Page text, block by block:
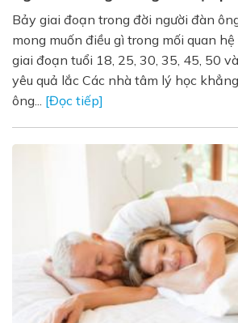
Bảy giai đoạn trong đời người đàn
mong muốn điều gì trong mối quan
giai đoạn tuổi 18, 25, 30, 35, 45, 50
yêu quả lắc Các nhà tâm lý học
ông... [Đọc tiếp]